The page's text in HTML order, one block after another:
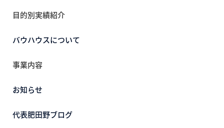
目的別実績紹介
バウハウスについて
事業内容
お知らせ
代表肥田野ブログ